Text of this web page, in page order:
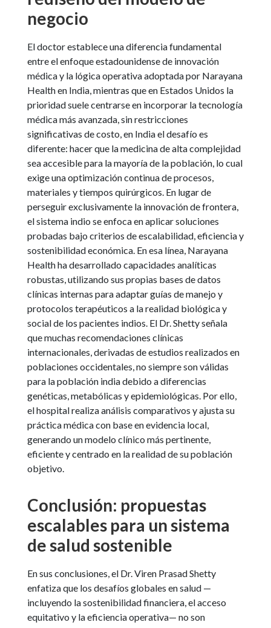
negocio
El doctor establece una diferencia fundamental
entre el enfoque estadounidense de innovación
médica y la lógica operativa adoptada por Narayana
Health en India, mientras que en Estados Unidos la
prioridad suele centrarse en incorporar la tecnología
médica más avanzada, sin restricciones
significativas de costo, en India el desafío es
diferente: hacer que la medicina de alta complejidad
sea accesible para la mayoría de la población, lo cual
exige una optimización continua de procesos,
materiales y tiempos quirúrgicos. En lugar de
perseguir exclusivamente la innovación de frontera,
el sistema indio se enfoca en aplicar soluciones
probadas bajo criterios de escalabilidad, eficiencia y
sostenibilidad económica. En esa línea, Narayana
Health ha desarrollado capacidades analíticas
robustas, utilizando sus propias bases de datos
clínicas internas para adaptar guías de manejo y
protocolos terapéuticos a la realidad biológica y
social de los pacientes indios. El Dr. Shetty señala
que muchas recomendaciones clínicas
internacionales, derivadas de estudios realizados en
poblaciones occidentales, no siempre son válidas
para la población india debido a diferencias
genéticas, metabólicas y epidemiológicas. Por ello,
el hospital realiza análisis comparativos y ajusta su
práctica médica con base en evidencia local,
generando un modelo clínico más pertinente,
eficiente y centrado en la realidad de su población
objetivo.
Conclusión: propuestas
escalables para un sistema
de salud sostenible
En sus conclusiones, el Dr. Viren Prasad Shetty
enfatiza que los desafíos globales en salud —
incluyendo la sostenibilidad financiera, el acceso
equitativo y la eficiencia operativa— no son